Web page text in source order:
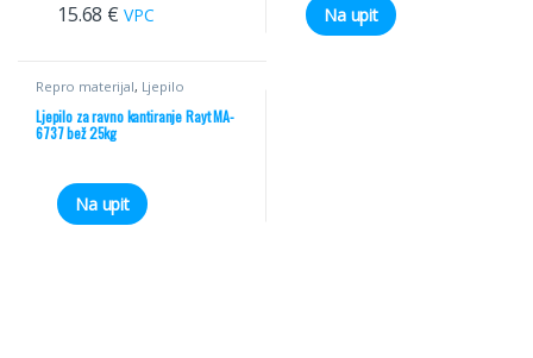
15.68 € VPC Na upit
Repro materijal, Ljepilo
Ljepilo za ravno kantiranje Rayt MA-
6737 bež 25kg
Na upit